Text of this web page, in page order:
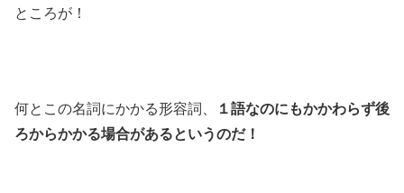
ところが！
何とこの名詞にかかる形容詞、
１語なのにもかかわらず後
ろからかかる場合があるというのだ！